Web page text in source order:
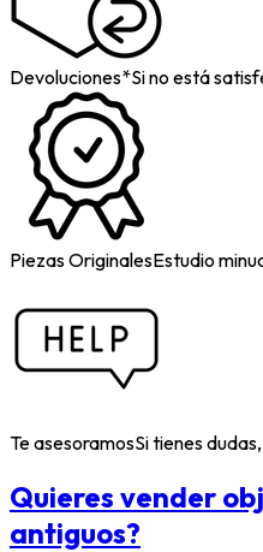
Devoluciones*Si no está
Piezas OriginalesEstudio
Te asesoramosSi tienes
Quieres vender
antiguos?